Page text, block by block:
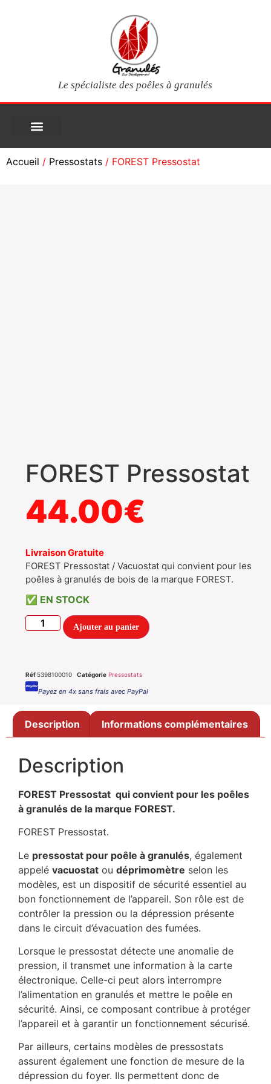
Le spécialiste des poêles à granulés
Accueil / Pressostats / FOREST Pressostat
FOREST Pressostat
44.00€
Livraison Gratuite
FOREST Pressostat / Vacuostat qui convient pour les
poêles à granulés de bois de la marque FOREST.
EN STOCK
Ajouter au panier
Réf 5398100010 Catégorie Pressostats
Payez en 4x sans frais avec PayPal
Description Informations complémentaires
Description
FOREST Pressostat qui convient pour les poêles
à granulés de la marque FOREST.
FOREST Pressostat.
Le pressostat pour poêle à granulés, également
appelé vacuostat ou déprimomètre selon les
modèles, est un dispositif de sécurité essentiel au
bon fonctionnement de l’appareil. Son rôle est de
contrôler la pression ou la dépression présente
dans le circuit d’évacuation des fumées.
Lorsque le pressostat détecte une anomalie de
pression, il transmet une information à la carte
électronique. Celle-ci peut alors interrompre
l’alimentation en granulés et mettre le poêle en
sécurité. Ainsi, ce composant contribue à protéger
l’appareil et à garantir un fonctionnement sécurisé.
Par ailleurs, certains modèles de pressostats
assurent également une fonction de mesure de la
dépression du foyer. Ils permettent donc de